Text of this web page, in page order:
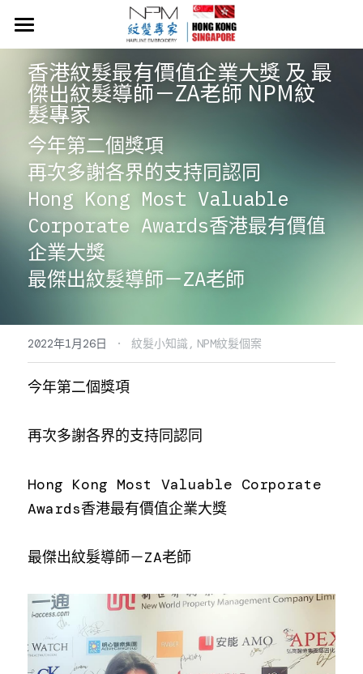
首頁
NPM紋髮價目表
紋髮小知識
​​Neo Hair Lotion 生髮水
常見問題
54919058
香港紋髮最有價值企業大獎 及 最
傑出紋髮導師－ZA老師 NPM紋
髮專家
今年第二個獎項
再次多謝各界的支持同認同
Hong Kong Most Valuable
Corporate Awards香港最有價值
企業大獎
最傑出紋髮導師－ZA老師
2022年1月26日 · 紋髮小知識, NPM紋髮個案
今年第二個獎項
再次多謝各界的支持同認同
Hong Kong Most Valuable Corporate
Awards香港最有價值企業大獎
最傑出紋髮導師－ZA老師
商品分類
所有商品分類